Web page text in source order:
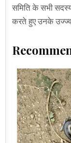
समिति के सभी
करते हुए उनके